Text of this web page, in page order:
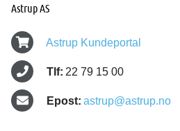
Astrup AS
Astrup Kundeportal
Tlf: 22 79 15 00
Epost: astrup@astrup.no